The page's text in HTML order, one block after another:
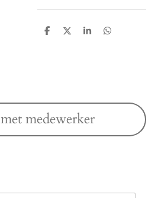
D
D
S
D
medewerker